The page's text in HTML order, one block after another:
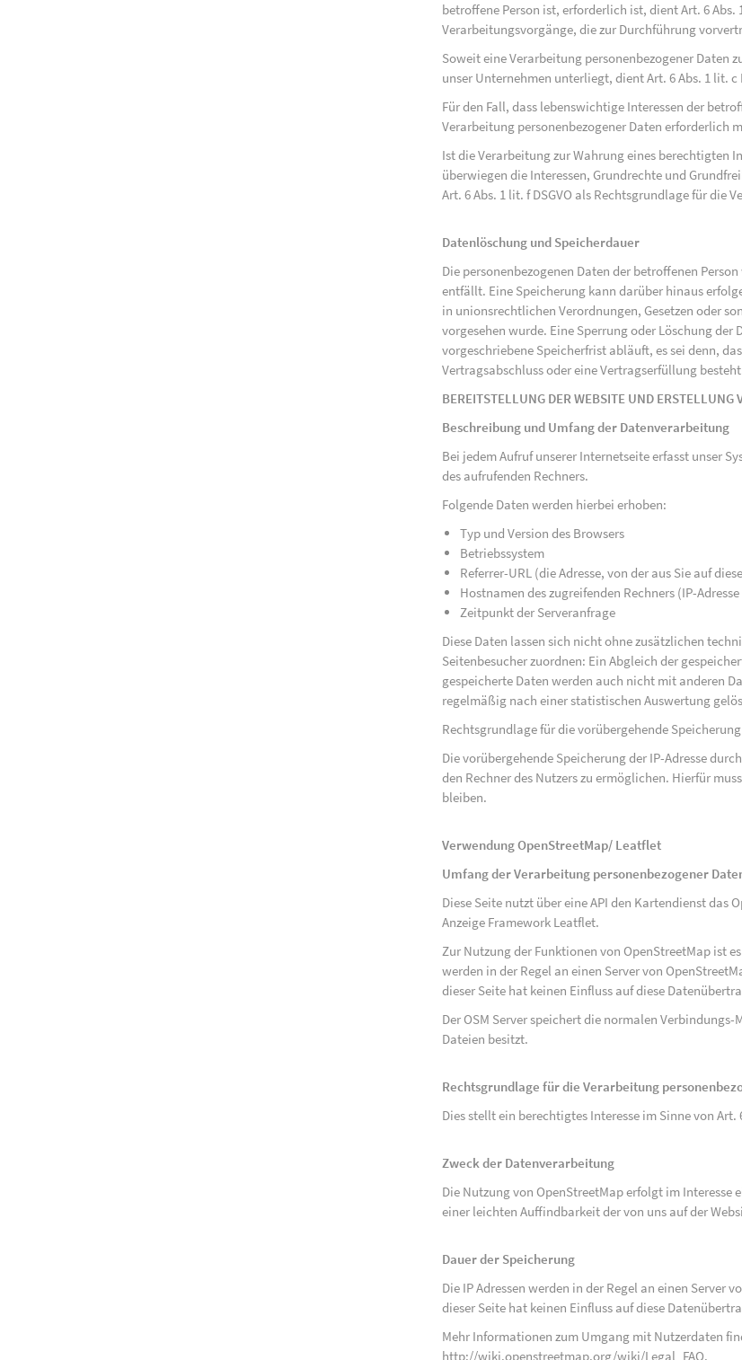
betroffene Person ist, erforderlich ist, dient Art. 6
Verarbeitungsvorgänge, die zur Durchführung
Soweit eine Verarbeitung personenbezogener
unser Unternehmen unterliegt, dient Art. 6 Abs. 1 lit. c
Für den Fall, dass lebenswichtige Interessen der
Verarbeitung personenbezogener Daten erforderlich
Ist die Verarbeitung zur Wahrung eines berechtigten
überwiegen die Interessen, Grundrechte und
Art. 6 Abs. 1 lit. f DSGVO als Rechtsgrundlage für die
Datenlöschung und Speicherdauer
Die personenbezogenen Daten der betroffenen
entfällt. Eine Speicherung kann darüber hinaus
in unionsrechtlichen Verordnungen, Gesetzen oder
vorgesehen wurde. Eine Sperrung oder Löschung
vorgeschriebene Speicherfrist abläuft, es sei denn,
Vertragsabschluss oder eine Vertragserfüllung
BEREITSTELLUNG DER WEBSITE UND ERSTELLUNG
Beschreibung und Umfang der Datenverarbeitung
Bei jedem Aufruf unserer Internetseite erfasst unser
des aufrufenden Rechners.
Folgende Daten werden hierbei erhoben:
Typ und Version des Browsers
Betriebssystem
Referrer-URL (die Adresse, von der aus Sie auf
Hostnamen des zugreifenden Rechners (IP-
Zeitpunkt der Serveranfrage
Diese Daten lassen sich nicht ohne zusätzlichen
Seitenbesucher zuordnen: Ein Abgleich der
gespeicherte Daten werden auch nicht mit anderen
regelmäßig nach einer statistischen Auswertung
Rechtsgrundlage für die vorübergehende
Die vorübergehende Speicherung der IP-Adresse
den Rechner des Nutzers zu ermöglichen. Hierfür
bleiben.
Verwendung OpenStreetMap/ Leatflet
Umfang der Verarbeitung personenbezogener
Diese Seite nutzt über eine API den Kartendienst das
Anzeige Framework Leatflet.
Zur Nutzung der Funktionen von OpenStreetMap ist
werden in der Regel an einen Server von
dieser Seite hat keinen Einfluss auf diese
Der OSM Server speichert die normalen
Dateien besitzt.
Rechtsgrundlage für die Verarbeitung
Dies stellt ein berechtigtes Interesse im Sinne von Art.
Zweck der Datenverarbeitung
Die Nutzung von OpenStreetMap erfolgt im
einer leichten Auffindbarkeit der von uns auf der
Dauer der Speicherung
Die IP Adressen werden in der Regel an einen Server
dieser Seite hat keinen Einfluss auf diese
Mehr Informationen zum Umgang mit Nutzerdaten
http://wiki.openstreetmap.org/wiki/Legal_FAQ.